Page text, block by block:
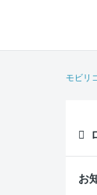
モビリ
お